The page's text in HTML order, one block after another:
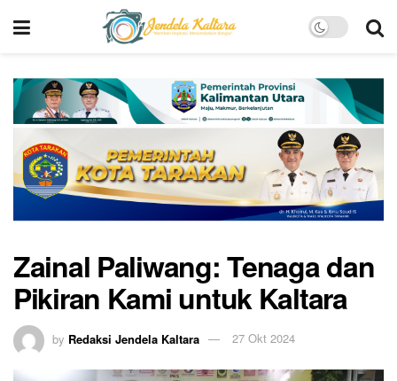
Zainal Paliwang: Tenaga dan
Pikiran Kami untuk Kaltara
by Redaksi Jendela Kaltara 27 Okt 2024